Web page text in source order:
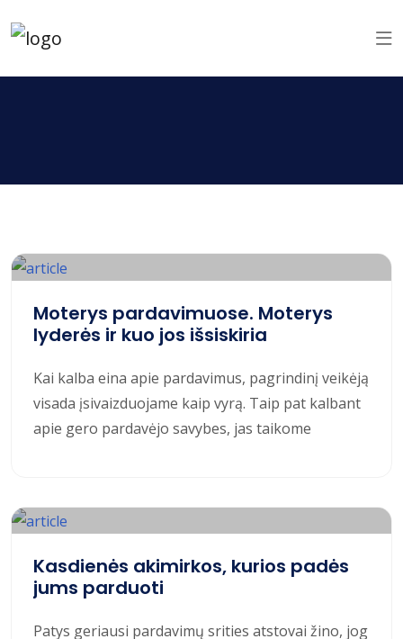
Moterys pardavimuose. Moterys
lyderės ir kuo jos išsiskiria
Kai kalba eina apie pardavimus, pagrindinį veikėją
visada įsivaizduojame kaip vyrą. Taip pat kalbant
apie gero pardavėjo savybes, jas taikome
Kasdienės akimirkos, kurios padės
jums parduoti
Patys geriausi pardavimų srities atstovai žino, jog